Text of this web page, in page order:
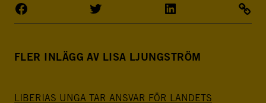
FLER INLÄGG AV LISA LJUNGSTRÖM
LIBERIAS UNGA TAR ANSVAR FÖR LANDETS